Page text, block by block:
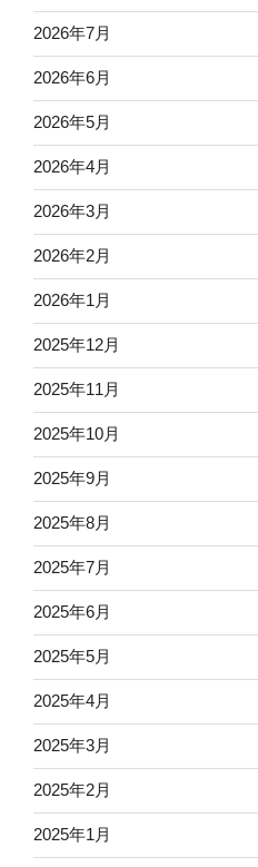
2026年7月
2026年6月
2026年5月
2026年4月
2026年3月
2026年2月
2026年1月
2025年12月
2025年11月
2025年10月
2025年9月
2025年8月
2025年7月
2025年6月
2025年5月
2025年4月
2025年3月
2025年2月
2025年1月